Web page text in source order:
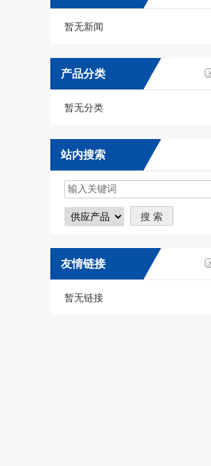
暂无新闻
产品分类
暂无分类
站内搜索
友情链接
暂无链接